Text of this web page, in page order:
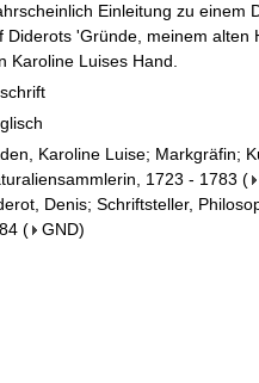
Einleitung zu einem
Diderots 'Gründe, meinem alten
Karoline Luises Hand.
Karoline Luise; Markgräfin;
1723 - 1783 (
Denis; Schriftsteller,
( GND)